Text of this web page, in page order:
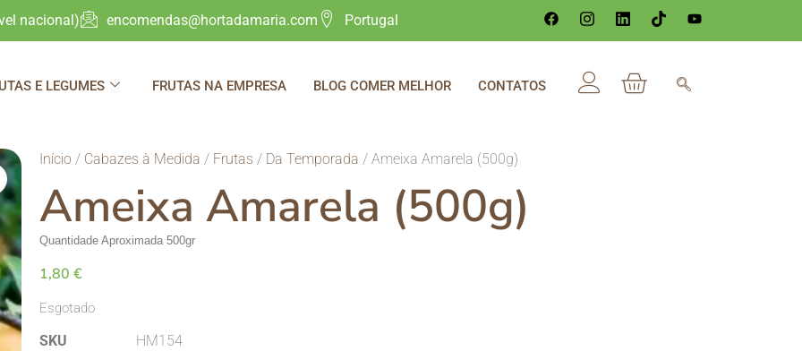
nacional) encomendas@hortadamaria.com Portugal
E LEGUMES FRUTAS NA EMPRESA BLOG COMER MELHOR CONTATOS
Início/ Cabazes à Medida / Frutas / Da Temporada / Ameixa Amarela (500g)
Ameixa Amarela (500g)
Quantidade Aproximada 500gr
1,80 €
Esgotado
SKU
HM154